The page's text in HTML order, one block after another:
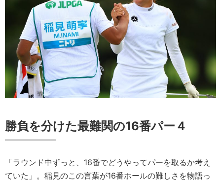
勝負を分けた最難関の16番パー４
「ラウンド中ずっと、16番でどうやってパーを取るか考え
ていた」。稲見のこの言葉が16番ホールの難しさを物語っ